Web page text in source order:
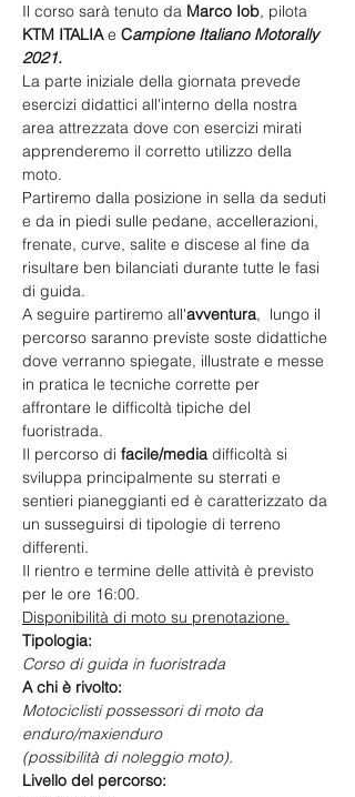
Il corso sarà tenuto da Marco Iob, pilota
KTM ITALIA e Campione Italiano Motorally
2021.
La parte iniziale della giornata prevede
esercizi didattici all'interno della nostra
area attrezzata dove con esercizi mirati
apprenderemo il corretto utilizzo della
moto.
Partiremo dalla posizione in sella da seduti
e da in piedi sulle pedane, accellerazioni,
frenate, curve, salite e discese al fine da
risultare ben bilanciati durante tutte le fasi
di guida.
A seguire partiremo all'avventura,  lungo il
percorso saranno previste soste didattiche
dove verranno spiegate, illustrate e messe
in pratica le tecniche corrette per
affrontare le difficoltà tipiche del
fuoristrada.
Il percorso di facile/media difficoltà si
sviluppa principalmente su sterrati e
sentieri pianeggianti ed è caratterizzato da
un susseguirsi di tipologie di terreno
differenti.
Il rientro e termine delle attività è previsto
per le ore 16:00.
Disponibilità di moto su prenotazione.
Tipologia:
Corso di guida in fuoristrada
A chi è rivolto:
Motociclisti possessori di moto da
enduro/maxienduro
(possibilità di noleggio moto).
Livello del percorso: